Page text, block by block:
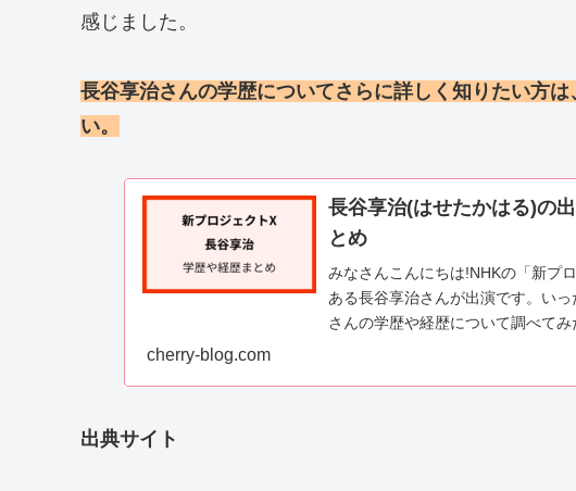
感じました。
長谷享治さんの学歴についてさらに詳しく知りたい方
い。
長谷享治(はせたかはる)の
とめ
みなさんこんにちは!NHKの「新プ
ある長谷享治さんが出演です。い
さんの学歴や経歴について調べて
cherry-blog.com
出典サイト